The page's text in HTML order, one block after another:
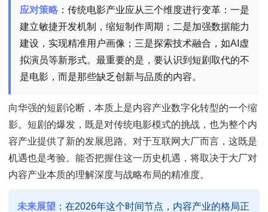
应对策略 ：传统电影产业应从三个维度进行变革：一是
建立敏捷开发机制，缩短制作周期；二是加强数据能力
建设，实现精准用户画像；三是探索技术融合，如AI虚
拟演员等新形式。最重要的是，要认识到短剧取代的不
是电影，而是那些缺乏创新与品质的内容。
向华强的短剧论断，本质上是内容产业数字化转型的一个缩
影。短剧的爆发，既是对传统电影模式的挑战，也为整个内
容产业提供了新的发展思路。对于互联网大厂而言，这既是
机遇也是考验。能否把握住这一历史机遇，将取决于大厂对
内容产业本质的理解深度与战略布局的精准度。
未来展望 ：在2026年这个时间节点，内容产业的格局正